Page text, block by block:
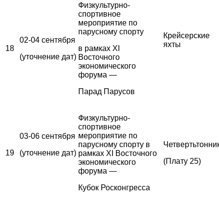
18
02-04 сентября
(уточнение дат)
Физкультурно-
спортивное
мероприятие по
парусному спорту
в рамках XI
Восточного
экономического
форума —
Парад Парусов
Крейсерские
яхты
19
03-06 сентября
(уточнение дат)
Физкультурно-
спортивное
мероприятие по
парусному спорту в
рамках XI Восточного
экономического
форума —
Кубок Росконгресса
(Плату 25)